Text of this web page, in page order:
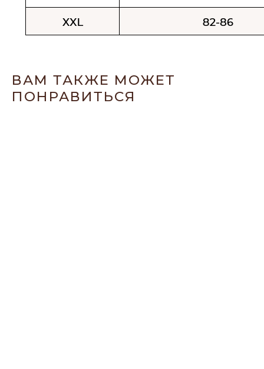
ВАМ ТАКЖЕ МОЖЕТ
ПОНРАВИТЬСЯ